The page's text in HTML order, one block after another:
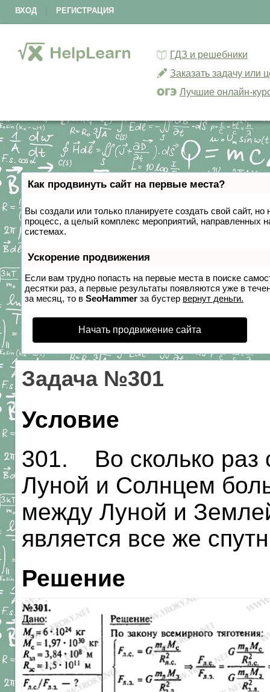
ВХОД РЕГИСТРАЦИЯ
ГДЗ и решебники
Заказать задачу или
Лучшие онлайн-
Как продвинуть сайт на первые места?
Вы создали или только планируете создать свой сайт,
процесс, а целый комплекс мероприятий, направленных
системах.
Ускорение продвижения
Если вам трудно попасть на первые места в поиске
десятки раз, а первые результаты появляются уже в
за месяц, то в SeoHammer за бустер вернут деньги.
Начать продвижение сайта
Задача №301
Условие
301. Во сколько раз
Луной и Солнцем
между Луной и
является все же
Решение